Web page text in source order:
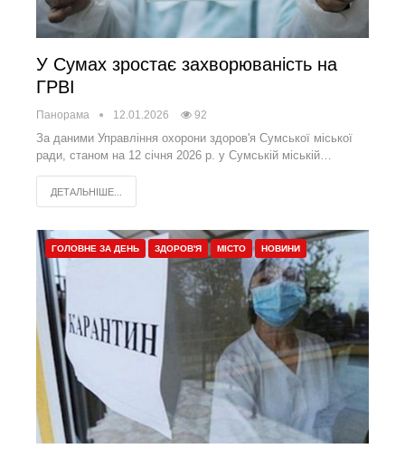
У Сумах зростає захворюваність на
ГРВІ
Панорама 12.01.2026 92
За даними Управління охорони здоров'я Сумської міської
ради, станом на 12 січня 2026 р. у Сумській міській…
ДЕТАЛЬНІШЕ...
ГОЛОВНЕ ЗА ДЕНЬ ЗДОРОВ'Я МІСТО НОВИНИ